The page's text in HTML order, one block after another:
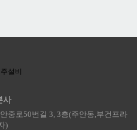
사
중로50번길 3, 3층(주안동,부건프라
)